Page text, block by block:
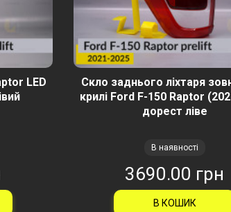
LED
Скло заднього ліхтаря
крилі Ford F-150 Raptor
дорест ліве
В наявності
3690.00 грн
В КОШИК